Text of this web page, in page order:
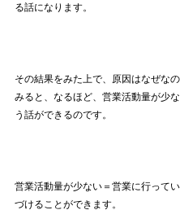
る話になります。
その結果をみた上で、原因はなぜな
みると、なるほど、営業活動量が少
う話ができるのです。
営業活動量が少ない＝営業に行って
づけることができます。